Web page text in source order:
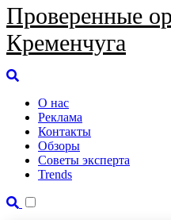
Проверенные
Кременчуга
О нас
Реклама
Контакты
Обзоры
Советы эксперта
Trends